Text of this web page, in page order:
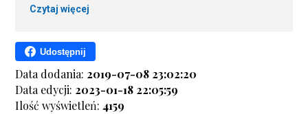
Czytaj więcej
Udostępnij
Data dodania: 2019-07-08 23:02:20
Data edycji: 2023-01-18 22:05:59
Ilość wyświetleń: 4159